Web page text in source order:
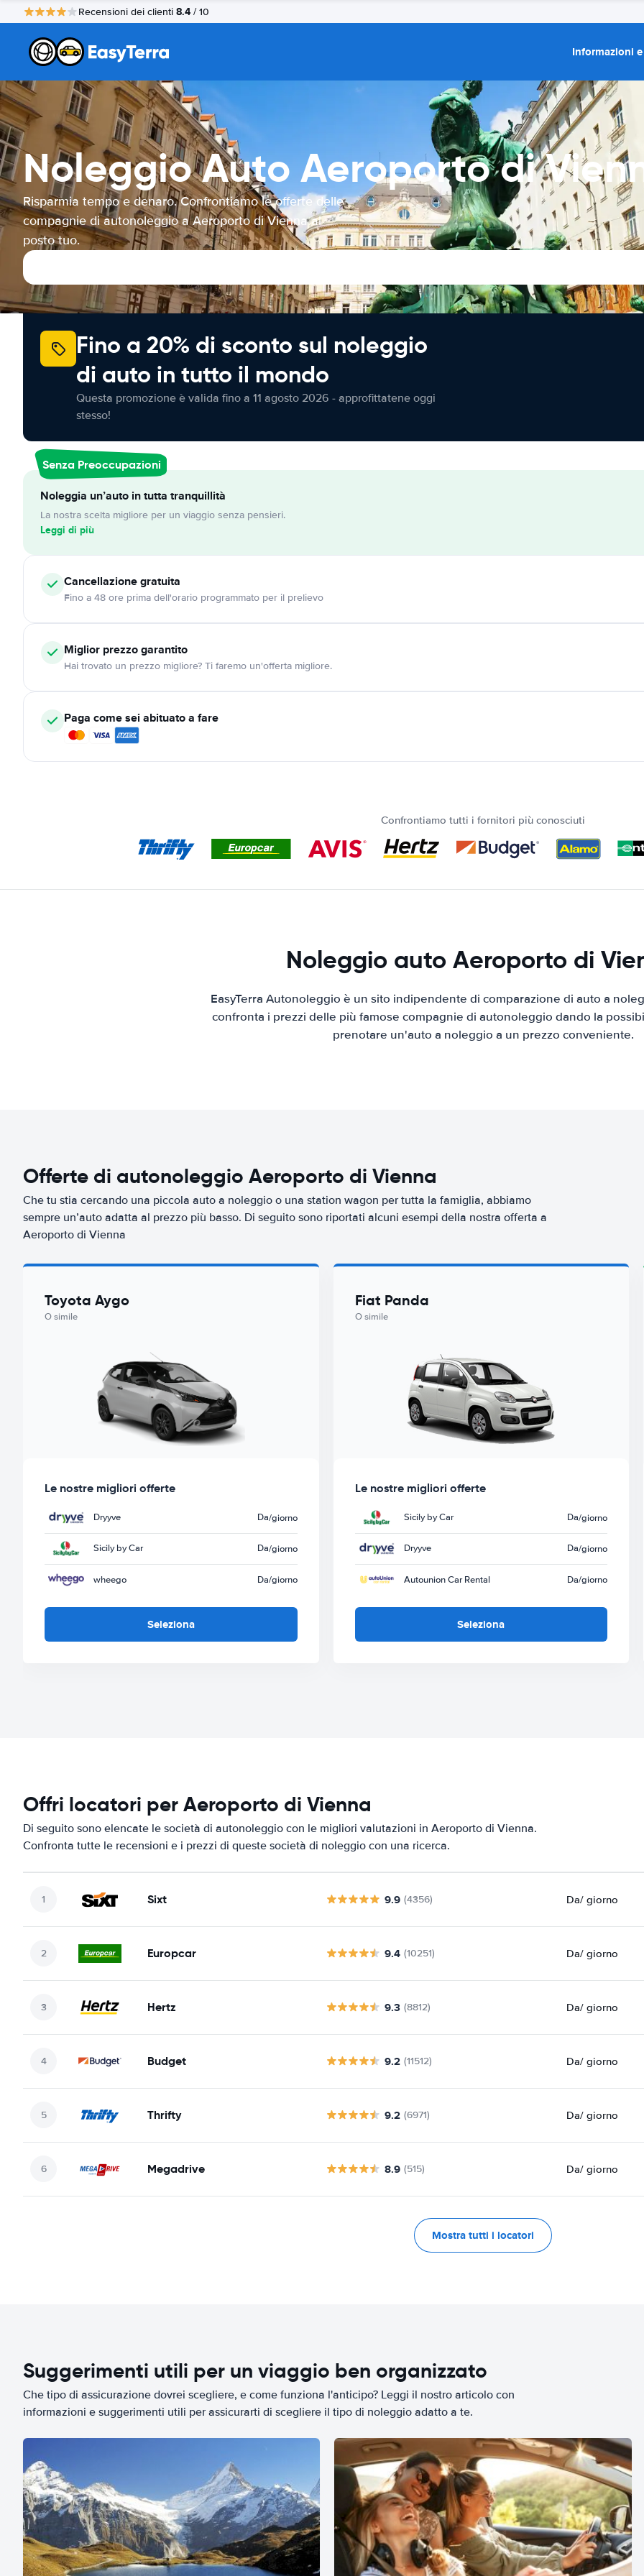
Recensioni dei clienti 8.4 / 10
Informazioni
Noleggio Auto Aeroporto di
Risparmia tempo e denaro. Confrontiamo le offerte delle
compagnie di autonoleggio a Aeroporto di Vienna al
posto tuo.
Fino a 20% di sconto sul noleggio
di auto in tutto il mondo
Questa promozione è valida fino a 11 agosto 2026 - approfittatene oggi
stesso!
Senza Preoccupazioni
Noleggia un’auto in tutta tranquillità
La nostra scelta migliore per un viaggio senza pensieri.
Leggi di più
Cancellazionegratuita
Fino a 48 ore prima dell'orario programmato per il prelievo
Miglior prezzo garantito
Hai trovato un prezzo migliore? Ti faremo un'offerta migliore.
Paga come sei abituato a fare
Confrontiamo tutti i fornitori più conosciuti
Noleggio auto Aeroporto di
EasyTerra Autonoleggio è un sito indipendente di comparazione di auto a
confronta i prezzi delle più famose compagnie di autonoleggio dando la
prenotare un'auto a noleggio a un prezzo conveniente.
Offerte di autonoleggio Aeroporto di Vienna
Che tu stia cercando una piccola auto a noleggio o una station wagon per tutta la famiglia, abbiamo
sempre un’auto adatta al prezzo più basso. Di seguito sono riportati alcuni esempi della nostra offerta a
Aeroporto di Vienna
Toyota Aygo
O simile
Le nostre migliori offerte
Dryyve Da/giorno
Sicily by Car Da/giorno
wheego Da/giorno
Seleziona
Fiat Panda
O simile
Le nostre migliori offerte
Sicily by Car Da/giorno
Dryyve Da/giorno
Autounion Car Rental Da/giorno
Seleziona
Offri locatori per Aeroporto di Vienna
Di seguito sono elencate le società di autonoleggio con le migliori valutazioni in Aeroporto di Vienna.
Confronta tutte le recensioni e i prezzi di queste società di noleggio con una ricerca.
Sixt 9.9 (4356) Da/ giorno
Europcar 9.4 (10251) Da/ giorno
Hertz 9.3 (8812) Da/ giorno
Budget 9.2 (11512) Da/ giorno
Thrifty 9.2 (6971) Da/ giorno
Megadrive 8.9 (515) Da/ giorno
Mostra tutti i locatori
Suggerimenti utili per un viaggio ben organizzato
Che tipo di assicurazione dovrei scegliere, e come funziona l'anticipo? Leggi il nostro articolo con
informazioni e suggerimenti utili per assicurarti di scegliere il tipo di noleggio adatto a te.